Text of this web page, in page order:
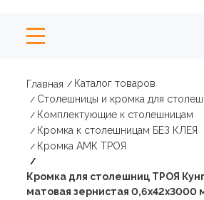
Главная
Каталог товаров
Столешницы и кромка для
Комплектующие к столешницам
Кромка к столешницам БЕЗ КЛЕЯ
Кромка АМК ТРОЯ
Кромка для столешниц ТРОЯ
матовая зернистая 0,6х42х3000